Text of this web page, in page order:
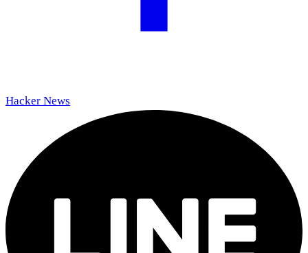
Hacker News